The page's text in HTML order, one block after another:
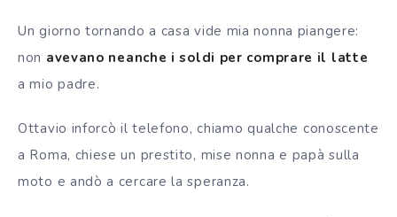
Un giorno tornando a casa vide mia nonna piangere:
non avevano neanche i soldi per comprare il latte
a mio padre.
Ottavio inforcò il telefono, chiamo qualche conoscente
a Roma, chiese un prestito, mise nonna e papà sulla
moto e andò a cercare la speranza.